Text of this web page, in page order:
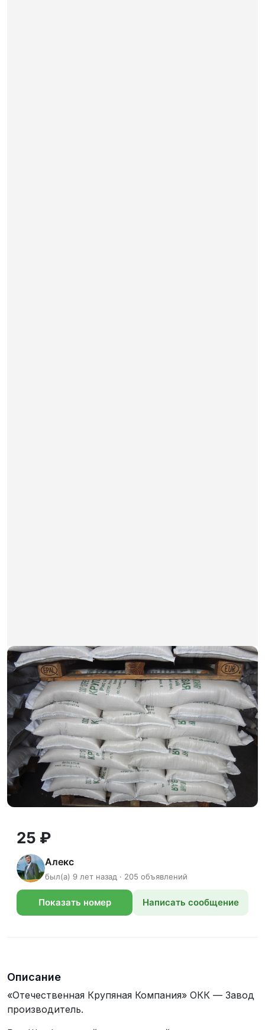
25 ₽
Алекс
был(а) 9 лет назад · 205 объявлений
Показать номер Написать сообщение
Описание
«Отечественная Крупяная Компания» ОКК — Завод
производитель.